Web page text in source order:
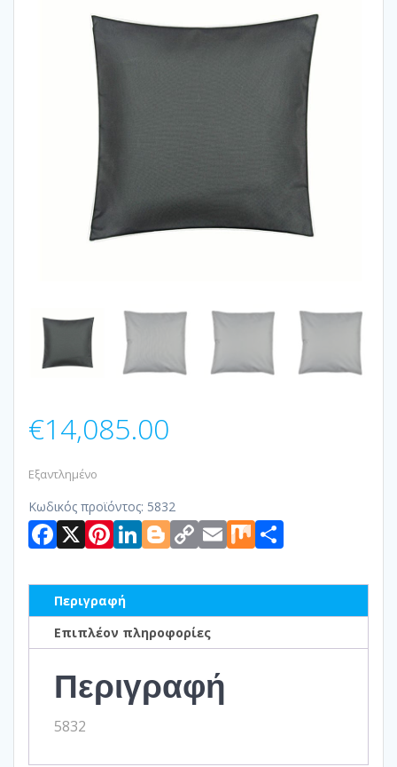
€14,085.00
Εξαντλημένο
Κωδικός προϊόντος: 5832
Facebook
X Pinterest
LinkedIn
Blogger
Copy
Link
Email
Mix
Περιγραφή
Επιπλέον πληροφορίες
Περιγραφή
5832